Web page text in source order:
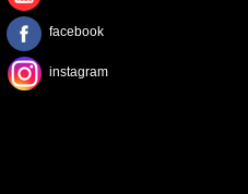
facebook
instagram